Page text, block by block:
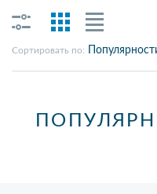
Сортировать по: